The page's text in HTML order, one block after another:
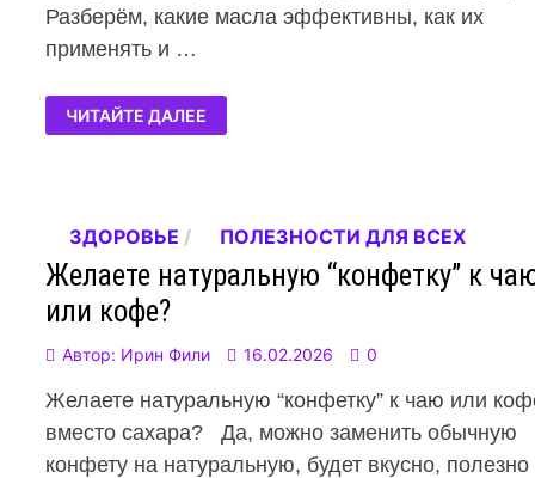
Разберём, какие масла эффективны, как их
применять и …
ЧИТАЙТЕ ДАЛЕЕ
ЗДОРОВЬЕ / ПОЛЕЗНОСТИ ДЛЯ ВСЕХ
Желаете натуральную “конфетку” к
или кофе?
Автор: Ирин Фили 16.02.2026 0
Желаете натуральную “конфетку” к чаю или
вместо сахара? Да, можно заменить обычную
конфету на натуральную, будет вкусно, полезно